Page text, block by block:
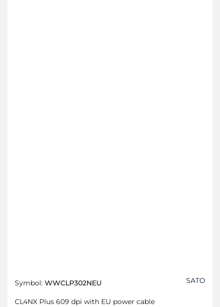
Symbol: WWCLP302NEU SATO
CL4NX Plus 609 dpi with EU power cable